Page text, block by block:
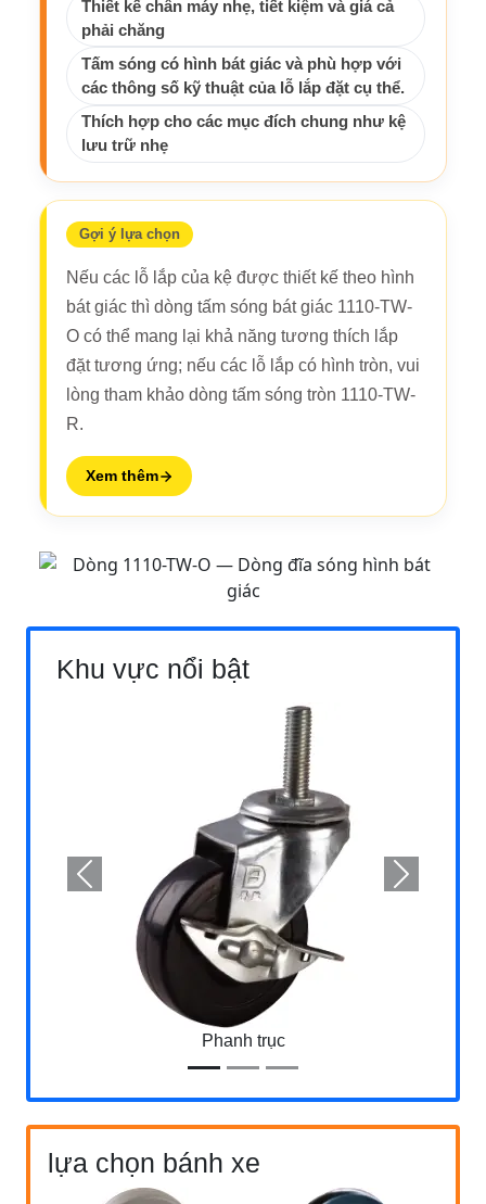
Thiết kế chân máy nhẹ, tiết kiệm và giá cả
phải chăng
Tấm sóng có hình bát giác và phù hợp với
các thông số kỹ thuật của lỗ lắp đặt cụ thể.
Thích hợp cho các mục đích chung như kệ
lưu trữ nhẹ
Gợi ý lựa chọn
Nếu các lỗ lắp của kệ được thiết kế theo hình
bát giác thì dòng tấm sóng bát giác 1110-TW-
O có thể mang lại khả năng tương thích lắp
đặt tương ứng; nếu các lỗ lắp có hình tròn, vui
lòng tham khảo dòng tấm sóng tròn 1110-TW-
R.
Xem thêm
Khu vực nổi bật
Phanh trục
Previous Next
lựa chọn bánh xe